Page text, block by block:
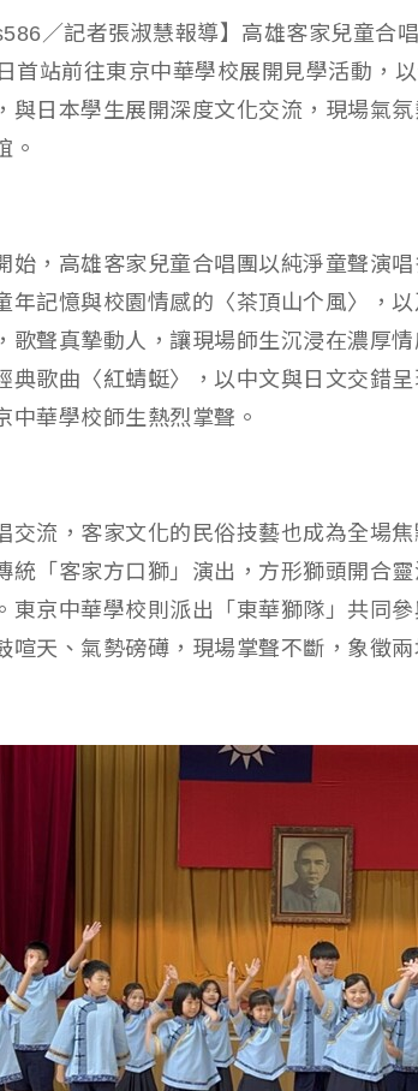
／記者張淑慧報導】高雄客家兒童合
首站前往東京中華學校展開見學活動，
與日本學生展開深度文化交流，現場氣
。
始，高雄客家兒童合唱團以純淨童聲演
年記憶與校園情感的〈茶頂山个風〉，
歌聲真摯動人，讓現場師生沉浸在濃厚
典歌曲〈紅蜻蜓〉，以中文與日文交錯
中華學校師生熱烈掌聲。
交流，客家文化的民俗技藝也成為全場
統「客家方口獅」演出，方形獅頭開合
東京中華學校則派出「東華獅隊」共同
喧天、氣勢磅礡，現場掌聲不斷，象徵